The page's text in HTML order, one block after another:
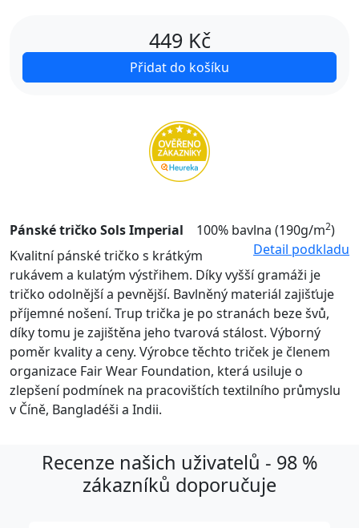
449 Kč
Přidat do košíku
Pánské tričko Sols Imperial 100% bavlna (190g/m2)
Detail podkladu
Kvalitní pánské tričko s krátkým
rukávem a kulatým výstřihem. Díky vyšší gramáži je
tričko odolnější a pevnější. Bavlněný materiál zajišťuje
příjemné nošení. Trup trička je po stranách beze švů,
díky tomu je zajištěna jeho tvarová stálost. Výborný
poměr kvality a ceny. Výrobce těchto triček je členem
organizace Fair Wear Foundation, která usiluje o
zlepšení podmínek na pracovištích textilního průmyslu
v Číně, Bangladéši a Indii.
Recenze našich uživatelů - 98 %
zákazníků doporučuje